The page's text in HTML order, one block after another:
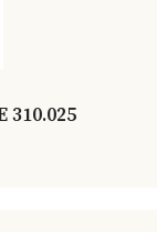
310.025